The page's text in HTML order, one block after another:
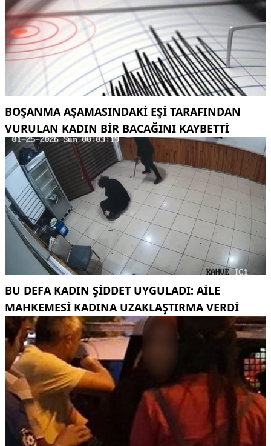
BOŞANMA AŞAMASINDAKI EŞI TARAFINDAN
VURULAN KADIN BIR BACAĞINI KAYBETTI
BU DEFA KADIN ŞIDDET UYGULADI: AILE
MAHKEMESI KADINA UZAKLAŞTIRMA VERDI